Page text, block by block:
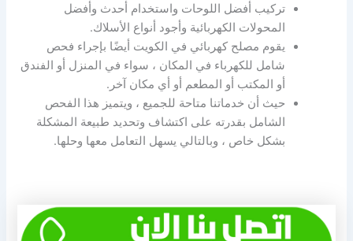
تركيب أفضل اللوحات واستخدام أحدث وأفضل
المحولات الكهربائية وأجود أنواع الأسلاك.
يقوم مصلح كهربائي في الكويت أيضًا بإجراء فحص
شامل للكهرباء في المكان ، سواء في المنزل أو الفندق
أو المكتب أو المطعم أو أي مكان آخر.
حيث أن خدماتنا متاحة للجميع ، ويتميز هذا الفحص
الشامل بقدرته على اكتشاف وتحديد طبيعة المشكلة
بشكل خاص ، وبالتالي يسهل التعامل معها وحلها.